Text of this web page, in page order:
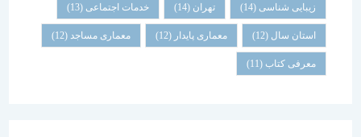
زیبایی شناسی (14) تهران خدمات اجتماعی (13)
استان سال(12) معماری پایدار (12) معماری مساجد(12)
معرفی کتاب(11)